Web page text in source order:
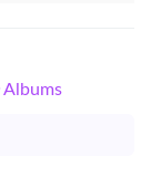
Albums